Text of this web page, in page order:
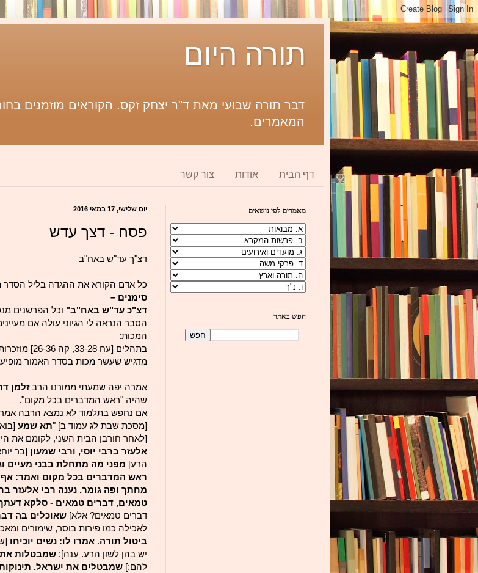
תורה היום
דבר תורה שבועי מאת ד"ר יצחק זקס. הקוראים מוזמנים
המאמרים.
דף הבית אודות צור קשר
יום שלישי, 17 במאי 2016
פסח - דצך עדש
דצ"ך עד"ש באח"ב
כל אדם הקורא את ההגדה בליל
סימנים –
דצ"כ עד"ש באח"ב" וכל הפרשנים
הסבר הנראה לי הגיוני עולה אם
המכות:
בתהלים [עח
מדגיש שעשר מכות בסדר האמור
אמרה יפה שמעתי ממורנו הרבזלמן
שהיה "ראש המדברים בכל מקום".
אם נחפש בתלמוד לא נמצא הרבה
[מסכת שבת לג עמוד ב] "תא שמע
[לאחר חורבן הבית השני, לקומם את
אלעזר ברבי יוסי, ורבי שמעון [בר
הרע] מפני מה מתחלת בבני מעיים
ראש המדברים בכל מקום ואמר: אף
מחתך ופה גומר. נענה רבי אלעזר
טמאים, דברים טמאים - סלקא
דברים טמאים? אלא] שאוכלים בה
לאכילה כמו פירות בוסר, שימורים
ביטול תורה. אמרו לו: נשים יוכיחו
יש בהן לשון הרע. ענה]: שמבטלות את
להם:] שמבטלים את ישראל.
מאמרים לפי נושאים
חפש באתר